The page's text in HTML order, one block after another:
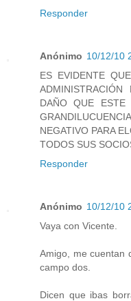
Responder
Anónimo 10/12/10
ES EVIDENTE
DAÑO QUE ESTE
NEGATIVO PARA
TODOS SUS
Responder
Anónimo 10/12/10
Vaya con Vicente.
Amigo, me cuentan
campo dos.
Dicen que ibas